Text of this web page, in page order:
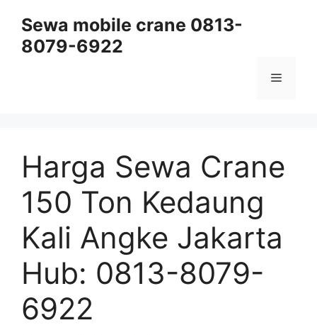
content
Sewa mobile crane 0813-
8079-6922
Menu
Harga Sewa Crane
150 Ton Kedaung
Kali Angke Jakarta
Hub: 0813-8079-
6922